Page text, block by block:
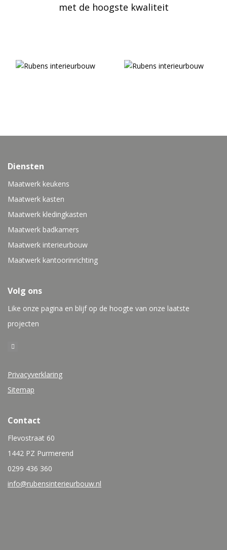
met de hoogste kwaliteit
Diensten
Maatwerk keukens
Maatwerk kasten
Maatwerk kledingkasten
Maatwerk badkamers
Maatwerk interieurbouw
Maatwerk kantoorinrichting
Volg ons
Like onze pagina en blijf op de hoogte van onze laatste
projecten
Privacyverklaring
Sitemap
Contact
Flevostraat 60
1442 PZ Purmerend
0299 436 360
info@rubensinterieurbouw.nl